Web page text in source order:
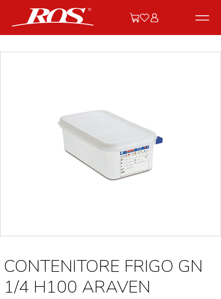
CONTENITORE FRIGO GN
1/4 H100 ARAVEN